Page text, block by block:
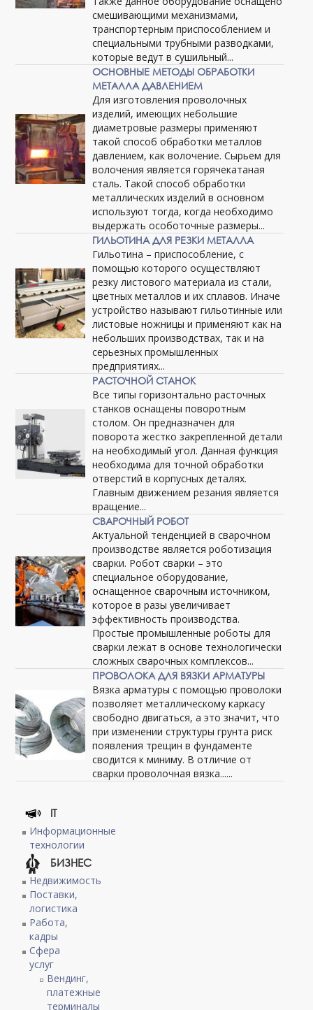
смешивающими механизмами,
транспортерным приспособлением и
специальными трубными разводками,
которые ведут в сушильный...
ОСНОВНЫЕ МЕТОДЫ ОБРАБОТКИ
МЕТАЛЛА ДАВЛЕНИЕМ
Для изготовления проволочных
изделий, имеющих небольшие
диаметровые размеры применяют
такой способ обработки металлов
давлением, как волочение. Сырьем для
волочения является горячекатаная
сталь. Такой способ обработки
металлических изделий в основном
используют тогда, когда необходимо
выдержать особоточные размеры...
ГИЛЬОТИНА ДЛЯ РЕЗКИ МЕТАЛЛА
Гильотина – приспособление, с
помощью которого осуществляют
резку листового материала из стали,
цветных металлов и их сплавов. Иначе
устройство называют гильотинные или
листовые ножницы и применяют как на
небольших производствах, так и на
серьезных промышленных
предприятиях...
РАСТОЧНОЙ СТАНОК
Все типы горизонтально расточных
станков оснащены поворотным
столом. Он предназначен для
поворота жестко закрепленной детали
на необходимый угол. Данная функция
необходима для точной обработки
отверстий в корпусных деталях.
Главным движением резания является
вращение...
СВАРОЧНЫЙ РОБОТ
Актуальной тенденцией в сварочном
производстве является роботизация
сварки. Робот сварки – это
специальное оборудование,
оснащенное сварочным источником,
которое в разы увеличивает
эффективность производства.
Простые промышленные роботы для
сварки лежат в основе технологически
сложных сварочных комплексов...
ПРОВОЛОКА ДЛЯ ВЯЗКИ АРМАТУРЫ
Вязка арматуры с помощью проволоки
позволяет металлическому каркасу
свободно двигаться, а это значит, что
при изменении структуры грунта риск
появления трещин в фундаменте
сводится к миниму. В отличие от
сварки проволочная вязка......
IT
Информационные
технологии
БИЗНЕС
Недвижимость
Поставки,
логистика
Работа,
кадры
Сфера
услуг
Вендинг,
платежные
терминалы